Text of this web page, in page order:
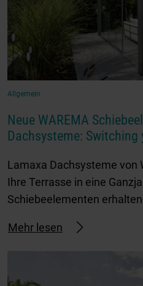
Allgemein
Neue WAREMA
Dachsysteme: Switching
Lamaxa Dachsysteme von
Ihre Terrasse in eine
Schiebeelementen
Mehr lesen